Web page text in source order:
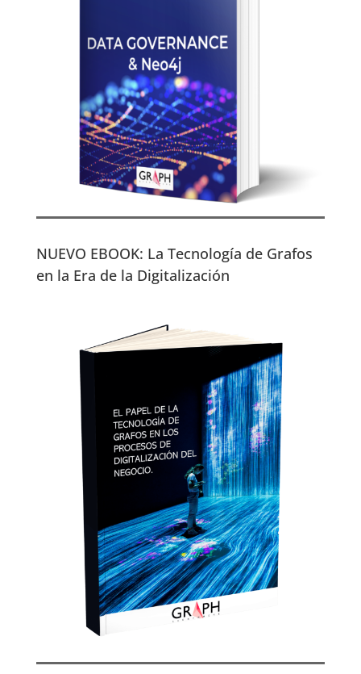
NUEVO EBOOK: La Tecnología de Grafos
en la Era de la Digitalización